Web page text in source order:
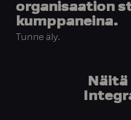
organisaation
kumppaneina.
Tunne äly.
Näitä